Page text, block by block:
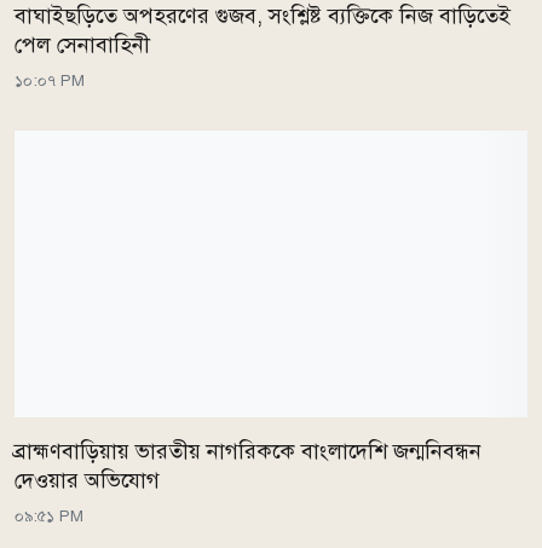
বাঘাইছড়িতে অপহরণের গুজব, সংশ্লিষ্ট ব্যক্তিকে নিজ বাড়িতেই
পেল সেনাবাহিনী
১০:০৭ PM
ব্রাহ্মণবাড়িয়ায় ভারতীয় নাগরিককে বাংলাদেশি জন্মনিবন্ধন
দেওয়ার অভিযোগ
০৯:৫১ PM